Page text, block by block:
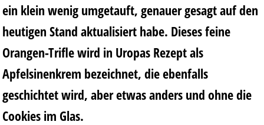
ein klein wenig umgetauft, genauer gesagt auf den
heutigen Stand aktualisiert habe. Dieses feine
Orangen-Trifle wird in Uropas Rezept als
Apfelsinenkrem bezeichnet, die ebenfalls
geschichtet wird, aber etwas anders und ohne die
Cookies im Glas.